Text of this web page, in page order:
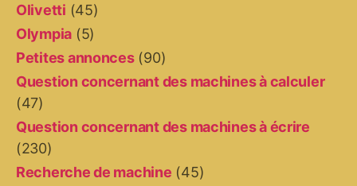
Olivetti (45)
Olympia (5)
Petites annonces(90)
Question concernant des machines à calculer
(47)
Question concernant des machines à écrire
(230)
Recherche de machine (45)